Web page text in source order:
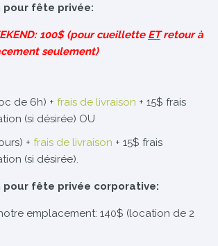
pour fête privée:
100$ (pour cueillette ETretour à
seulement)
de 6h) + frais de livraison + 15$ frais
(si désirée) OU
+ frais de livraison + 15$ frais
(si désirée).
pour fête privée corporative:
emplacement: 140$ (location de 2